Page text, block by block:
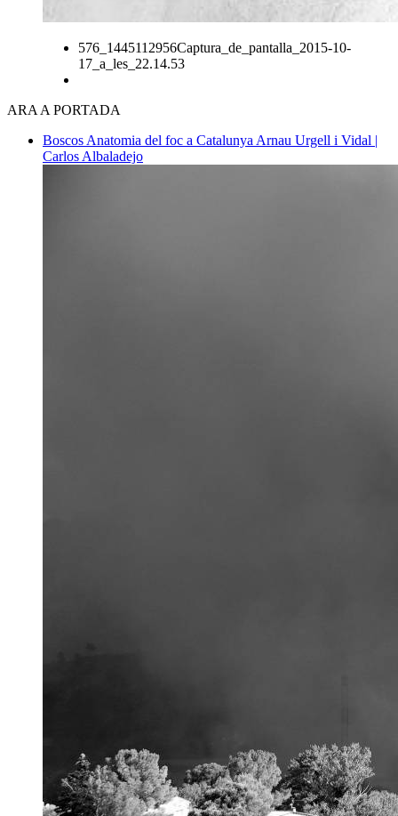
576_1445112956Captura_de_pantalla_2015-10-
17_a_les_22.14.53
ARA A PORTADA
Boscos Anatomia del foc a Catalunya Arnau Urgell i Vidal |
Carlos Albaladejo